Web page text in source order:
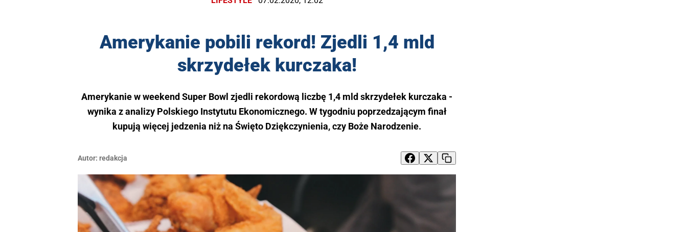
Amerykanie pobili rekord! Zjedli 1,4 mld
skrzydełek kurczaka!
Amerykanie w weekend Super Bowl zjedli rekordową liczbę 1,4 mld skrzydełek kurczaka -
wynika z analizy Polskiego Instytutu Ekonomicznego. W tygodniu poprzedzającym finał
kupują więcej jedzenia niż na Święto Dziękczynienia, czy Boże Narodzenie.
Autor: redakcja